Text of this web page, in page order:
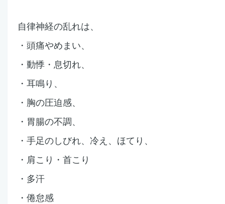
自律神経の乱れは、
・頭痛やめまい、
・動悸・息切れ、
・耳鳴り、
・胸の圧迫感、
・胃腸の不調、
・手足のしびれ、冷え、ほてり、
・肩こり・首こり
・多汗
・倦怠感